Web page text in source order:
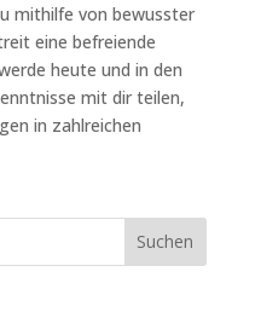
mithilfe von bewusster
eine befreiende
heute und in den
mit dir teilen,
in zahlreichen
Suchen